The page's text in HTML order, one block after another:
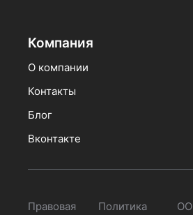
Компания
О компании
Контакты
Блог
Вконтакте
Правовая Политика